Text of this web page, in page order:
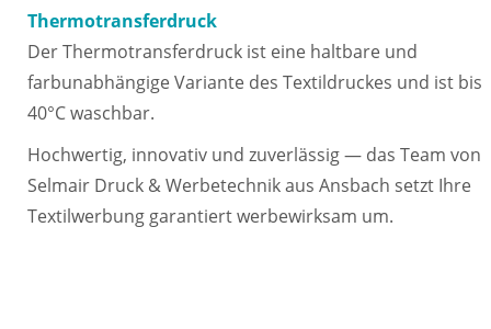
Thermotransferdruck
Der Thermotransferdruck ist eine haltbare und
farbunabhängige Variante des Textildruckes und ist bis
40°C waschbar.
Hochwertig, innovativ und zuverlässig — das Team von
Selmair Druck & Werbetechnik aus Ansbach setzt Ihre
Textilwerbung garantiert werbewirksam um.